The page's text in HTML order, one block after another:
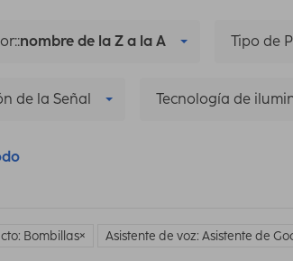
nombre de la Z a la A Tipo de
de la Señal Tecnología de
Bombillas Asistente de voz: Asistente de